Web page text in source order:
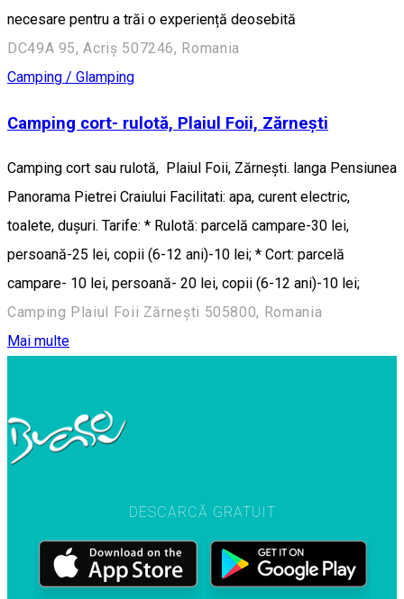
necesare pentru a trăi o experiență deosebită
DC49A 95, Acriș 507246, Romania
Camping / Glamping
Camping cort- rulotă, Plaiul Foii, Zărnești
Camping cort sau rulotă, Plaiul Foii, Zărnești. langa Pensiunea
Panorama Pietrei Craiului Facilitati: apa, curent electric,
toalete, dușuri. Tarife: * Rulotă: parcelă campare-30 lei,
persoană-25 lei, copii (6-12 ani)-10 lei; * Cort: parcelă
campare- 10 lei, persoană- 20 lei, copii (6-12 ani)-10 lei;
Camping Plaiul Foii Zărnești 505800, Romania
Mai multe
DESCARCĂ GRATUIT